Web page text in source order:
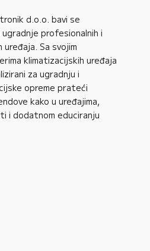
d.o.o. bavi se
profesionalnih i
Sa svojim
klimatizacijskih uređaja
za ugradnju i
opreme prateći
kako u uređajima,
i dodatnom educiranju